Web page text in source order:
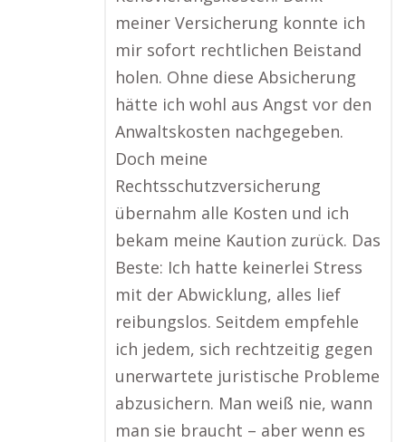
meiner Versicherung konnte ich
mir sofort rechtlichen Beistand
holen. Ohne diese Absicherung
hätte ich wohl aus Angst vor den
Anwaltskosten nachgegeben.
Doch meine
Rechtsschutzversicherung
übernahm alle Kosten und ich
bekam meine Kaution zurück. Das
Beste: Ich hatte keinerlei Stress
mit der Abwicklung, alles lief
reibungslos. Seitdem empfehle
ich jedem, sich rechtzeitig gegen
unerwartete juristische Probleme
abzusichern. Man weiß nie, wann
man sie braucht – aber wenn es